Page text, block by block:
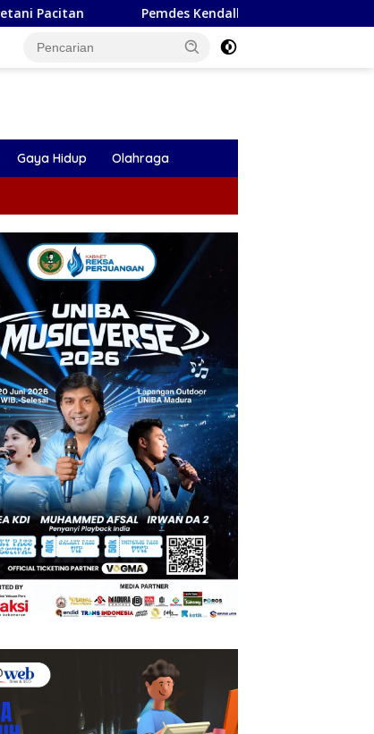
Pemdes Kendalbulur Lantik Dua Perangkat Desa, Kades:
Gaya Hidup Olahraga